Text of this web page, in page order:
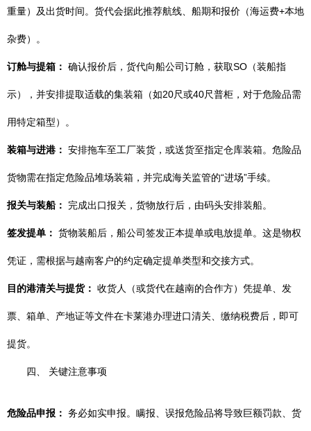
重量）及出货时间。货代会据此推荐航线、船期和报价（海运费+本地
杂费）。
订舱与提箱： 确认报价后，货代向船公司订舱，获取SO（装船指
示），并安排提取适载的集装箱（如20尺或40尺普柜，对于危险品需
用特定箱型）。
装箱与进港： 安排拖车至工厂装货，或送货至指定仓库装箱。危险品
货物需在指定危险品堆场装箱，并完成海关监管的“进场”手续。
报关与装船： 完成出口报关，货物放行后，由码头安排装船。
签发提单： 货物装船后，船公司签发正本提单或电放提单。这是物权
凭证，需根据与越南客户的约定确定提单类型和交接方式。
目的港清关与提货： 收货人（或货代在越南的合作方）凭提单、发
票、箱单、产地证等文件在卡莱港办理进口清关、缴纳税费后，即可
提货。
四、 关键注意事项
危险品申报： 务必如实申报。瞒报、误报危险品将导致巨额罚款、货